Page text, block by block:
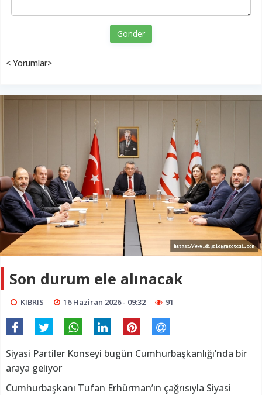
Gönder
< Yorumlar>
Son durum ele alınacak
KIBRIS 16 Haziran 2026 - 09:32 91
Siyasi Partiler Konseyi bugün Cumhurbaşkanlığı’nda bir
araya geliyor
Cumhurbaşkanı Tufan Erhürman’ın çağrısıyla Siyasi